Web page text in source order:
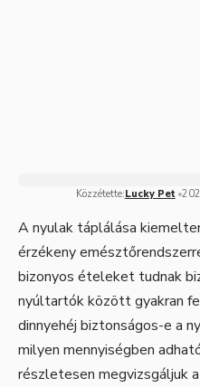
Közzétette:Lucky Pet
A nyulak táplálása
érzékeny
bizonyos ételeket tudnak
nyúltartók között gyakran
dinnyehéj biztonságos-e a
milyen mennyiségben
részletesen megvizsgáljuk